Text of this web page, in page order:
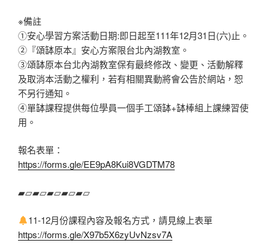
※備註
①安心學習方案活動日期:即日起至111年12月31日(六)止。
②『頌缽原本』安心方案限台北內湖教室。
③頌缽原本台北內湖教室保有最終修改、變更、活動解釋
及取消本活動之權利，若有相關異動將會公告於網站，恕
不另行通知。
④單缽課程提供每位學員一個手工頌缽+缽棒組上課練習使
用。
報名表單：
https://forms.gle/EE9pA8Kui8VGDTM78
▰▱▰▱▰▱▰▱▰▱
11-12月份課程內容及報名方式，請見線上表單
https://forms.gle/X97b5X6zyUvNzsv7A